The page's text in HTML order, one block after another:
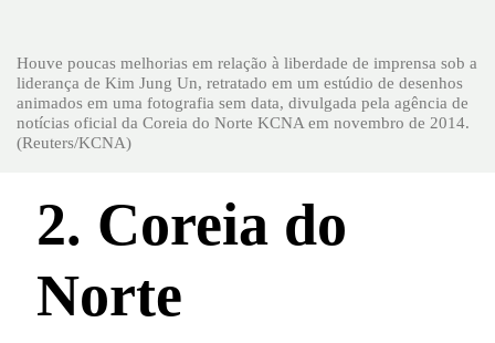
Houve poucas melhorias em relação à liberdade de imprensa sob a
liderança de Kim Jung Un, retratado em um estúdio de desenhos
animados em uma fotografia sem data, divulgada pela agência de
notícias oficial da Coreia do Norte KCNA em novembro de 2014.
(Reuters/KCNA)
2. Coreia do
Norte